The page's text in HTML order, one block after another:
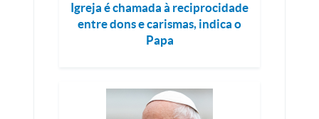
Igreja é chamada à reciprocidade
entre dons e carismas, indica o
Papa